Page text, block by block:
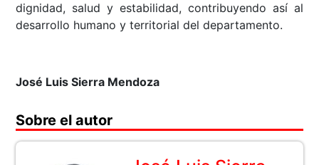
dignidad, salud y estabilidad, contribuyendo así al
desarrollo humano y territorial del departamento.
José Luis Sierra Mendoza
Sobre el autor